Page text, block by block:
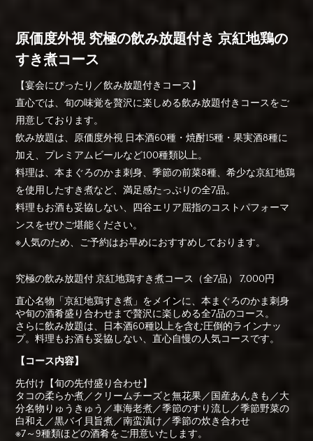
原価度外視 究極の飲み放題付き 京紅地鶏の
すき煮コース
【宴会にぴったり／飲み放題付きコース】
直心では、旬の味覚を贅沢に楽しめる飲み放題付きコースをご
用意しております。
飲み放題は、原価度外視 日本酒60種・焼酎15種・果実酒8種に
加え、プレミアムビールなど100種類以上。
料理は、本まぐろのかま刺身、季節の前菜8種、希少な京紅地鶏
を使用したすき煮など、満足感たっぷりの全7品。
料理もお酒も妥協しない、四谷エリア屈指のコストパフォーマ
ンスをぜひご堪能ください。
※人気のため、ご予約はお早めにおすすめしております。
究極の飲み放題付 京紅地鶏すき煮コース（全7品） 7,000円
直心名物「京紅地鶏すき煮」をメインに、本まぐろのかま刺身
や旬の酒肴盛り合わせまで贅沢に楽しめる全7品のコース。
さらに飲み放題は、日本酒60種以上を含む圧倒的ラインナッ
プ。料理もお酒も妥協しない、直心自慢の人気コースです。
【コース内容】
先付け【旬の先付盛り合わせ】
タコの柔らか煮／クリームチーズと無花果／国産あんきも／大
分名物りゅうきゅう／車海老煮／季節のすり流し／季節野菜の
白和え／黒バイ貝旨煮／南蛮漬け／季節の炊き合わせ
※7～9種類ほどの酒肴をご用意いたします。